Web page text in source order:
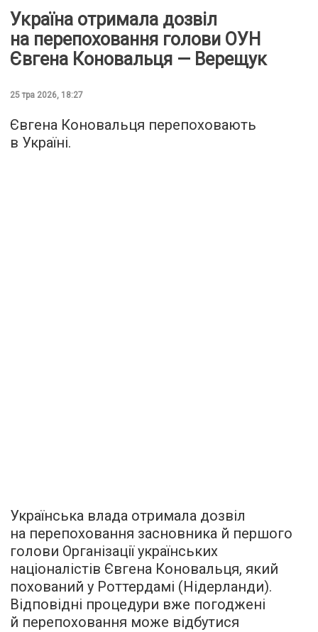
Україна отримала дозвіл
на перепоховання голови ОУН
Євгена Коновальця — Верещук
25 тра 2026, 18:27
Євгена Коновальця перепоховають
в Україні.
Українська влада отримала дозвіл
на перепоховання засновника й першого
голови Організації українських
націоналістів Євгена Коновальця, який
похований у Роттердамі (Нідерланди).
Відповідні процедури вже погоджені
й перепоховання може відбутися